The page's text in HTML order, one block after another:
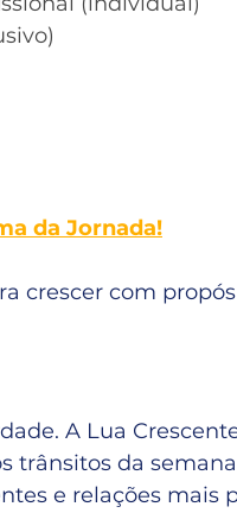
da Jornada!
crescer com
A Lua
trânsitos da
e relações mais